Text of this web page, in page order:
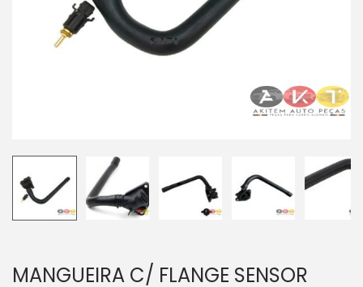
MANGUEIRA C/ FLANGE SENSOR